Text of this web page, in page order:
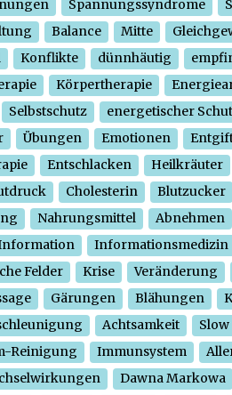
Spannungssyndrome
Balance Mitte
Konflikte dünnhäutig
Körpertherapie
Selbstschutz
energetischer
Übungen Emotionen
Entschlacken
Heilkräuter
Cholesterin
Blutzucker
Nahrungsmittel
Abnehmen
Informationsmedizin
Felder Krise
Veränderung
Gärungen Blähungen
Achtsamkeit
Slow
Reinigung Immunsystem
Dawna Markowa